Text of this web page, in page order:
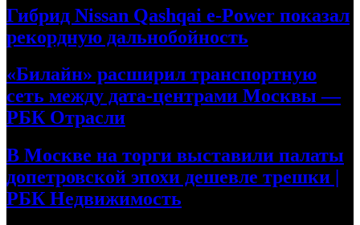
Гибрид Nissan Qashqai e-Power показал
рекордную дальнобойность
«Билайн» расширил транспортную
сеть между дата-центрами Москвы —
РБК Отрасли
В Москве на торги выставили палаты
допетровской эпохи дешевле трешки |
РБК Недвижимость